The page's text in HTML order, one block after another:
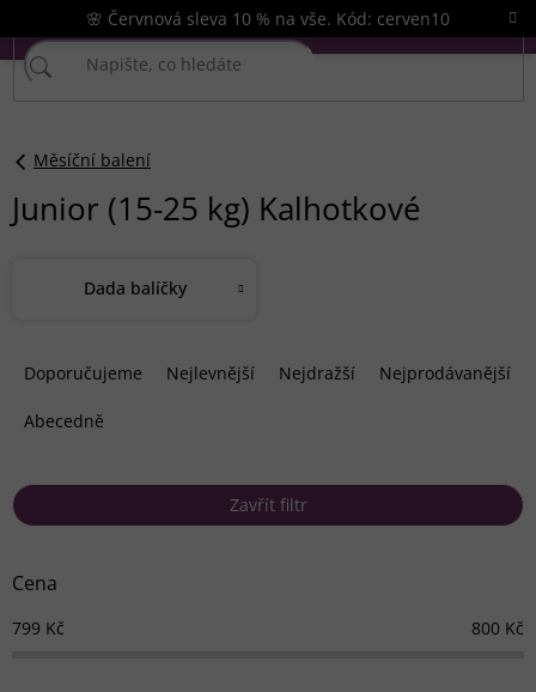
na
obsah
🌸 Červnová sleva 10 % na vše. Kód: cerven10
Měsíční balení
Junior (15-25 kg) Kalhotkové
Dada balíčky
p
r
d
k
Doporučujeme Nejlevnější Nejdražší Nejprodávanější
Abecedně
Zavřít filtr
Cena
799 Kč 800 Kč